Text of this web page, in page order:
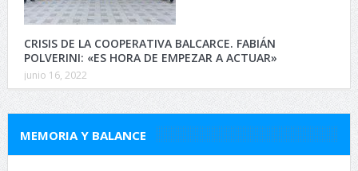
CRISIS DE LA COOPERATIVA BALCARCE. FABIÁN
POLVERINI: «ES HORA DE EMPEZAR A ACTUAR»
junio 16, 2022
MEMORIA Y BALANCE